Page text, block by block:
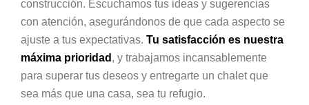
construcción. Escuchamos tus ideas y sugerencias
con atención, asegurándonos de que cada aspecto se
ajuste a tus expectativas. Tu satisfacción es nuestra
máxima prioridad , y trabajamos incansablemente
para superar tus deseos y entregarte un chalet que
sea más que una casa, sea tu refugio.